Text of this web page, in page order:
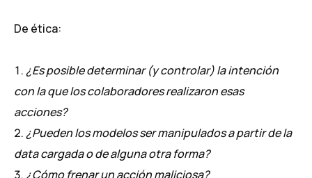
De ética:
¿Es posible determinar (y controlar) la intención
con la que los colaboradores realizaron esas
acciones?
¿Pueden los modelos ser manipulados a partir de la
data cargada o de alguna otra forma?
¿Cómo frenar un acción maliciosa?